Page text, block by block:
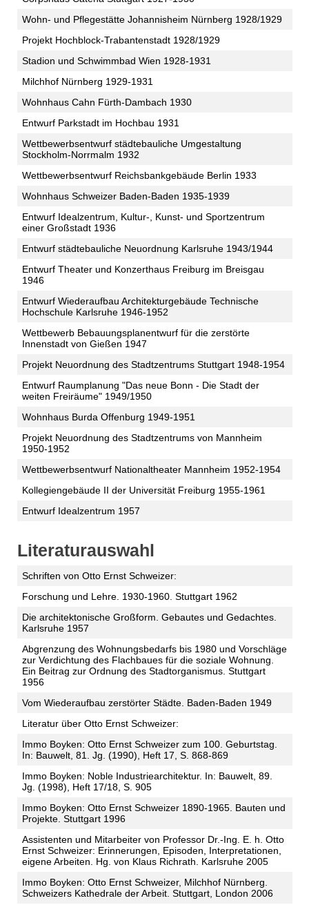
Wohn- und Pflegestätte Johannisheim Nürnberg 1928/1929
Projekt Hochblock-Trabantenstadt 1928/1929
Stadion und Schwimmbad Wien 1928-1931
Milchhof Nürnberg 1929-1931
Wohnhaus Cahn Fürth-Dambach 1930
Entwurf Parkstadt im Hochbau 1931
Wettbewerbsentwurf städtebauliche Umgestaltung
Stockholm-Norrmalm 1932
Wettbewerbsentwurf Reichsbankgebäude Berlin 1933
Wohnhaus Schweizer Baden-Baden 1935-1939
Entwurf Idealzentrum, Kultur-, Kunst- und Sportzentrum
einer Großstadt 1936
Entwurf städtebauliche Neuordnung Karlsruhe 1943/1944
Entwurf Theater und Konzerthaus Freiburg im Breisgau
1946
Entwurf Wiederaufbau Architekturgebäude Technische
Hochschule Karlsruhe 1946-1952
Wettbewerb Bebauungsplanentwurf für die zerstörte
Innenstadt von Gießen 1947
Projekt Neuordnung des Stadtzentrums Stuttgart 1948-1954
Entwurf Raumplanung "Das neue Bonn - Die Stadt der
weiten Freiräume" 1949/1950
Wohnhaus Burda Offenburg 1949-1951
Projekt Neuordnung des Stadtzentrums von Mannheim
1950-1952
Wettbewerbsentwurf Nationaltheater Mannheim 1952-1954
Kollegiengebäude II der Universität Freiburg 1955-1961
Entwurf Idealzentrum 1957
Literaturauswahl
Schriften von Otto Ernst Schweizer:
Forschung und Lehre. 1930-1960. Stuttgart 1962
Die architektonische Großform. Gebautes und Gedachtes.
Karlsruhe 1957
Abgrenzung des Wohnungsbedarfs bis 1980 und Vorschläge
zur Verdichtung des Flachbaues für die soziale Wohnung.
Ein Beitrag zur Ordnung des Stadtorganismus. Stuttgart
1956
Vom Wiederaufbau zerstörter Städte. Baden-Baden 1949
Literatur über Otto Ernst Schweizer:
Immo Boyken: Otto Ernst Schweizer zum 100. Geburtstag.
In: Bauwelt, 81. Jg. (1990), Heft 17, S. 868-869
Immo Boyken: Noble Industriearchitektur. In: Bauwelt, 89.
Jg. (1998), Heft 17/18, S. 905
Immo Boyken: Otto Ernst Schweizer 1890-1965. Bauten und
Projekte. Stuttgart 1996
Assistenten und Mitarbeiter von Professor Dr.-Ing. E. h. Otto
Ernst Schweizer: Erinnerungen, Episoden, Interpretationen,
eigene Arbeiten. Hg. von Klaus Richrath. Karlsruhe 2005
Immo Boyken: Otto Ernst Schweizer, Milchhof Nürnberg.
Schweizers Kathedrale der Arbeit. Stuttgart, London 2006